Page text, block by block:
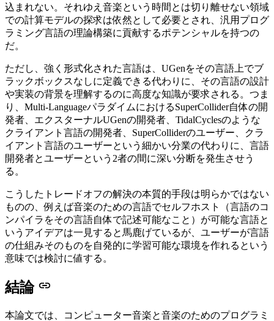
込まれない。それゆえ音楽という時間とは切り離せない領域
での計算モデルの探求は依然として必要とされ、汎用プログ
ラミング言語の理論構築に貢献するポテンシャルを持つの
だ。
ただし、強く形式化された言語は、UGenをその言語上でブ
ラックボックスなしに定義できる代わりに、その言語の設計
や実装の背景を理解するのに高度な知識が要求される。つま
り、Multi-LanguageパラダイムにおけるSuperCollider自体の開
発者、エクスターナルUGenの開発者、TidalCyclesのような
クライアント言語の開発者、SuperColliderのユーザー、クラ
イアント言語のユーザーという細かい分業の代わりに、言語
開発者とユーザーという2者の間に深い分断を発生させう
る。
こうしたトレードオフの解決の本質的手段は明らかではない
ものの、例えば音楽のための言語でセルフホスト（言語のコ
ンパイラをその言語自体で記述可能なこと）が可能な言語と
いうアイデアは一見すると馬鹿げているが、ユーザーが言語
の仕組みそのものを自発的に学習可能な環境を作れるという
意味では検討に値する。
結論
本論文では、コンピューター音楽と音楽のためのプログラミ